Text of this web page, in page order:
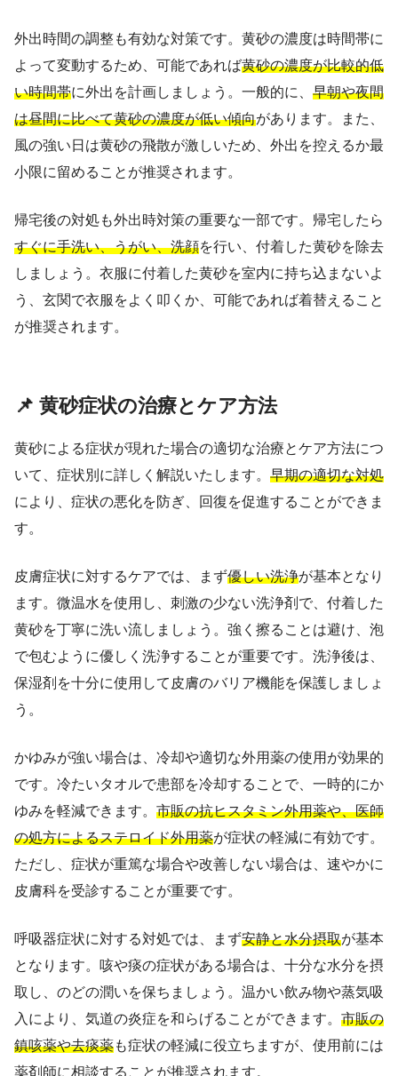
外出時間の調整も有効な対策です。黄砂の濃度は時間帯に
よって変動するため、可能であれば黄砂の濃度が比較的低
い時間帯に外出を計画しましょう。一般的に、 早朝や夜間
は昼間に比べて黄砂の濃度が低い傾向があります。また、
風の強い日は黄砂の飛散が激しいため、外出を控えるか最
小限に留めることが推奨されます。
帰宅後の対処も外出時対策の重要な一部です。帰宅したら
すぐに手洗い、うがい、洗顔を行い、付着した黄砂を除去
しましょう。衣服に付着した黄砂を室内に持ち込まないよ
う、玄関で衣服をよく叩くか、可能であれば着替えること
が推奨されます。
📌 黄砂症状の治療とケア方法
黄砂による症状が現れた場合の適切な治療とケア方法につ
いて、症状別に詳しく解説いたします。 早期の適切な対処
により、症状の悪化を防ぎ、回復を促進することができま
す。
皮膚症状に対するケアでは、まず優しい洗浄が基本となり
ます。微温水を使用し、刺激の少ない洗浄剤で、付着した
黄砂を丁寧に洗い流しましょう。強く擦ることは避け、泡
で包むように優しく洗浄することが重要です。洗浄後は、
保湿剤を十分に使用して皮膚のバリア機能を保護しましょ
う。
かゆみが強い場合は、冷却や適切な外用薬の使用が効果的
です。冷たいタオルで患部を冷却することで、一時的にか
ゆみを軽減できます。 市販の抗ヒスタミン外用薬や、医師
の処方によるステロイド外用薬が症状の軽減に有効です。
ただし、症状が重篤な場合や改善しない場合は、速やかに
皮膚科を受診することが重要です。
呼吸器症状に対する対処では、まず安静と水分摂取が基本
となります。咳や痰の症状がある場合は、十分な水分を摂
取し、のどの潤いを保ちましょう。温かい飲み物や蒸気吸
入により、気道の炎症を和らげることができます。 市販の
鎮咳薬や去痰薬も症状の軽減に役立ちますが、使用前には
薬剤師に相談することが推奨されます。